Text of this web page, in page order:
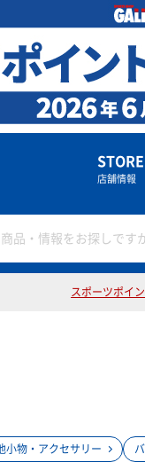
STORE
店舗情報
品・情報をお探しです
スポーツポイ
小物・アクセサリー